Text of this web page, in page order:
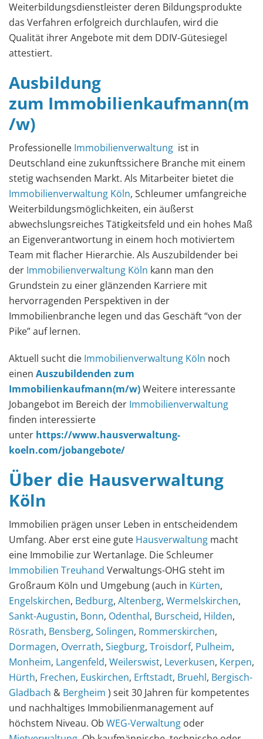
Weiterbildungsdienstleister deren Bildungsprodukte
das Verfahren erfolgreich durchlaufen, wird die
Qualität ihrer Angebote mit dem DDIV-Gütesiegel
attestiert.
Ausbildung
zum Immobilienkaufmann(m
/w)
Professionelle Immobilienverwaltung ist in
Deutschland eine zukunftssichere Branche mit einem
stetig wachsenden Markt. Als Mitarbeiter bietet die
Immobilienverwaltung Köln, Schleumer umfangreiche
Weiterbildungsmöglichkeiten, ein äußerst
abwechslungsreiches Tätigkeitsfeld und ein hohes Maß
an Eigenverantwortung in einem hoch motiviertem
Team mit flacher Hierarchie. Als Auszubildender bei
der Immobilienverwaltung Köln kann man den
Grundstein zu einer glänzenden Karriere mit
hervorragenden Perspektiven in der
Immobilienbranche legen und das Geschäft “von der
Pike” auf lernen.
Aktuell sucht die Immobilienverwaltung Köln noch
einen Auszubildenden zum
Immobilienkaufmann(m/w)Weitere interessante
Jobangebot im Bereich der Immobilienverwaltung
finden interessierte
unter https://www.hausverwaltung-
koeln.com/jobangebote/
Über die Hausverwaltung
Köln
Immobilien prägen unser Leben in entscheidendem
Umfang. Aber erst eine gute Hausverwaltung macht
eine Immobilie zur Wertanlage. Die Schleumer
Immobilien Treuhand Verwaltungs-OHG steht im
Großraum Köln und Umgebung (auch in Kürten,
Engelskirchen, Bedburg, Altenberg, Wermelskirchen,
Sankt-Augustin, Bonn, Odenthal, Burscheid, Hilden,
Rösrath, Bensberg, Solingen, Rommerskirchen,
Dormagen, Overrath, Siegburg, Troisdorf, Pulheim,
Monheim, Langenfeld, Weilerswist, Leverkusen, Kerpen,
Hürth, Frechen, Euskirchen, Erftstadt, Bruehl, Bergisch-
Gladbach & Bergheim ) seit 30 Jahren für kompetentes
und nachhaltiges Immobilienmanagement auf
höchstem Niveau. Ob WEG-Verwaltung oder